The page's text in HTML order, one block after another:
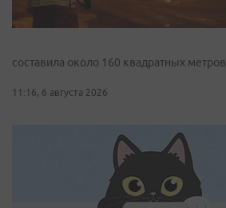
составила около 160 квадратных метров
11:16, 6 августа 2026